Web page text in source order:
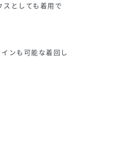
としても着用で
ンも可能な着回し